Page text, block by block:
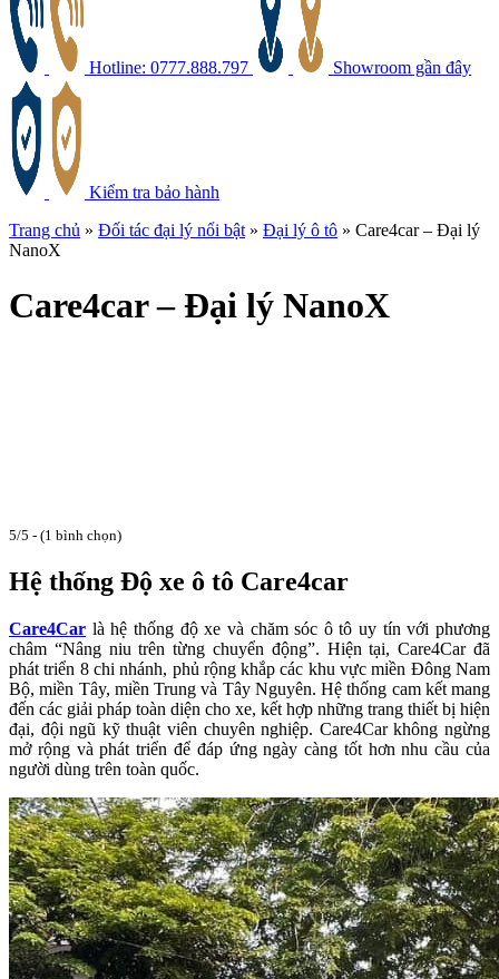
Hotline: 0777.888.797 Showroom gần đây
Kiểm tra bảo hành
Trang chủ » Đối tác đại lý nổi bật » Đại lý ô tô » Care4car – Đại lý
NanoX
Care4car– Đại lý NanoX
5/5 - (1 bình chọn)
Hệ thống Độ xe ô tô Care4car
Care4Car là hệ thống độ xe và chăm sóc ô tô uy tín với phương
châm “Nâng niu trên từng chuyển động”. Hiện tại, Care4Car đã
phát triển 8 chi nhánh, phủ rộng khắp các khu vực miền Đông Nam
Bộ, miền Tây, miền Trung và Tây Nguyên. Hệ thống cam kết mang
đến các giải pháp toàn diện cho xe, kết hợp những trang thiết bị hiện
đại, đội ngũ kỹ thuật viên chuyên nghiệp. Care4Car không ngừng
mở rộng và phát triển để đáp ứng ngày càng tốt hơn nhu cầu của
người dùng trên toàn quốc.